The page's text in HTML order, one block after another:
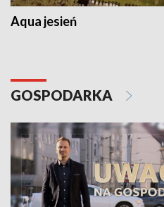
Aqua jesień
GOSPODARKA